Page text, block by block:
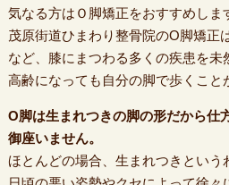
気なる方はＯ脚矯正をおすすめしま
茂原街道ひまわり整骨院のO脚矯正
など、膝にまつわる多くの疾患を未
高齢になっても自分の脚で歩くこと
O脚は生まれつきの脚の形だから仕
御座いません。
ほとんどの場合、生まれつきという